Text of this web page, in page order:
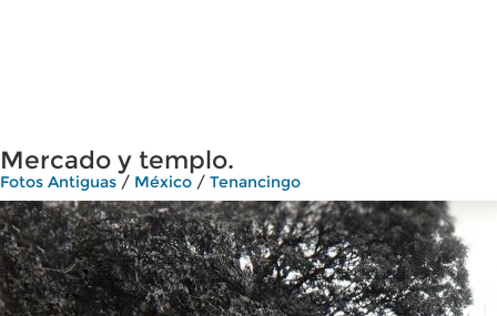
Mercado y templo.
Fotos Antiguas / México / Tenancingo